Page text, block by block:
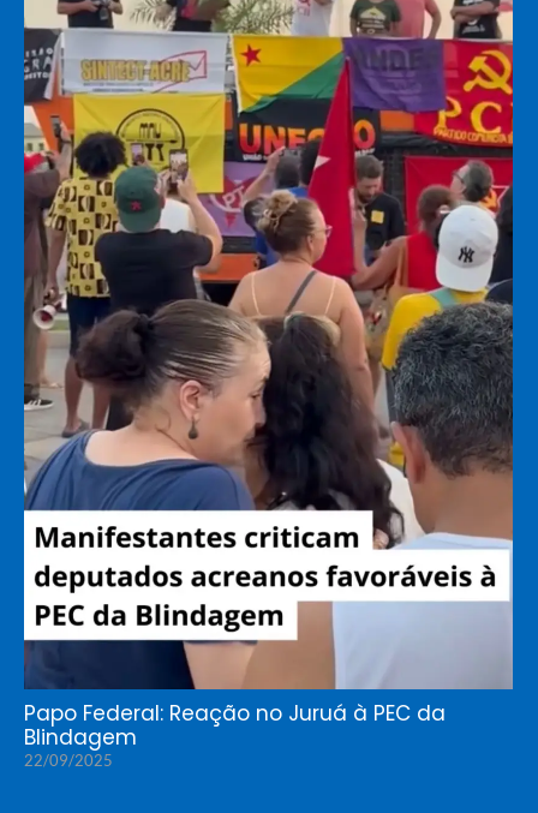
Papo Federal: Reação no Juruá à PEC da
Blindagem
22/09/2025